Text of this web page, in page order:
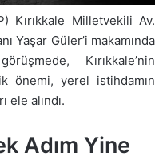
Kırıkkale Milletvekili Av.
Yaşar Güler’i makamında
Kırıkkale’nin
önemi, yerel istihdamın
ele alındı.
Adım Yine